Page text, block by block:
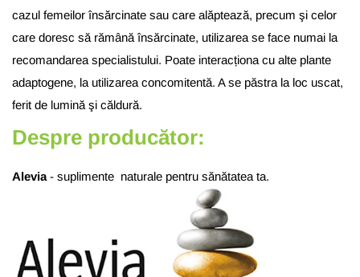
cazul femeilor însărcinate sau care alăptează, precum şi celor
care doresc să rămână însărcinate, utilizarea se face numai la
recomandarea specialistului. Poate interacționa cu alte plante
adaptogene, la utilizarea concomitentă. A se păstra la loc uscat,
ferit de lumină şi căldură.
Despre producător:
Alevia - suplimente naturale pentru sănătatea ta.